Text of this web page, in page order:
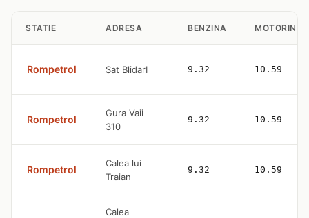
STATIE ADRESA BENZINA MOTORINA
Rompetrol Sat BlidarI 9.32 10.59
Rompetrol
Gura Vaii
310
9.32 10.59
Rompetrol
Calea lui
Traian
9.32 10.59
Calea